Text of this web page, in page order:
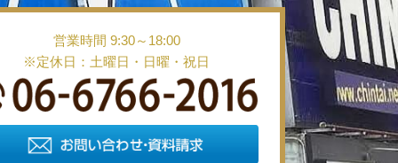
営業時間 9:30～18:00
※定休日：土曜日・日曜・祝日